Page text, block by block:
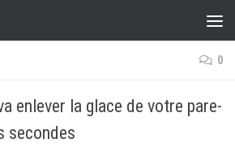
0
enlever la glace de votre pare-
secondes